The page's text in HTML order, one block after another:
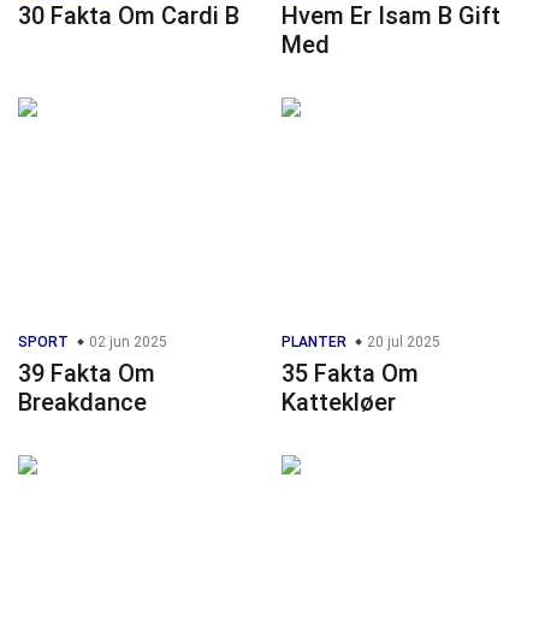
30 Fakta Om Cardi B
Hvem Er Isam B Gift
Med
SPORT 02 jun 2025
39 Fakta Om
Breakdance
PLANTER 20 jul 2025
35 Fakta Om
Kattekløer